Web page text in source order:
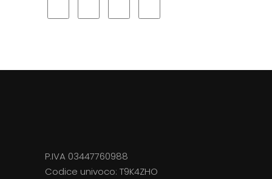
P.IVA 03447760988
Codice univoco: T9K4ZHO